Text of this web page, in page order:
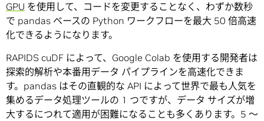
GPU を使用して、コードを変更することなく、わずか数秒
で pandas ベースの Python ワークフローを最大 50 倍高速
化できるようになります。
RAPIDS cuDF によって、Google Colab を使用する開発者は
探索的解析や本番用データ パイプラインを高速化できま
す。pandas はその直観的な API によって世界で最も人気を
集めるデータ処理ツールの 1 つですが、データ サイズが増
大するにつれて適用が困難になることも多くあります。5 ～